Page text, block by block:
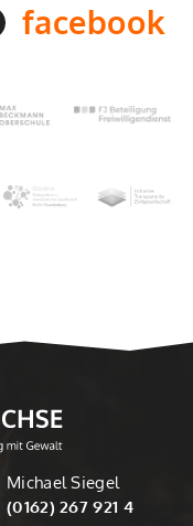
facebook
Michael Siegel
(0162) 267 921 4